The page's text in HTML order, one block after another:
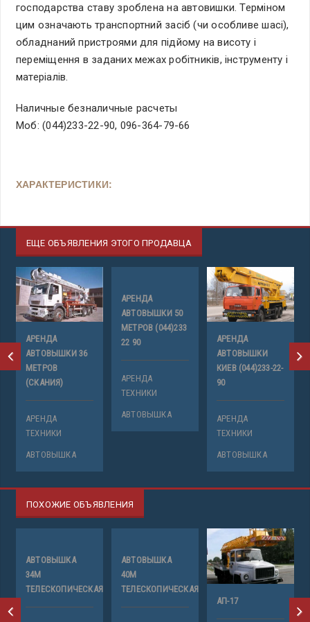
господарства ставу зроблена на автовишки. Терміном
цим означають транспортний засіб (чи особливе шасі),
обладнаний пристроями для підйому на висоту і
переміщення в заданих межах робітників, інструменту і
матеріалів.
Наличные безналичные расчеты
Моб: (044)233-22-90, 096-364-79-66
ХАРАКТЕРИСТИКИ:
ЕЩЕ ОБЪЯВЛЕНИЯ ЭТОГО ПРОДАВЦА
АРЕНДА
АВТОВЫШКИ 36
МЕТРОВ
(СКАНИЯ)
АРЕНДА
ТЕХНИКИ
АВТОВЫШКА
АРЕНДА
АВТОВЫШКИ 50
МЕТРОВ (044)233
22 90
АРЕНДА
ТЕХНИКИ
АВТОВЫШКА
АРЕНДА
АВТОВЫШКИ
КИЕВ (044)233-22-
90
АРЕНДА
ТЕХНИКИ
АВТОВЫШКА
ПОХОЖИЕ ОБЪЯВЛЕНИЯ
АВТОВЫШКА
34М
ТЕЛЕСКОПИЧЕСКАЯ
АВТОВЫШКА
40М
ТЕЛЕСКОПИЧЕСКАЯ
АП-17